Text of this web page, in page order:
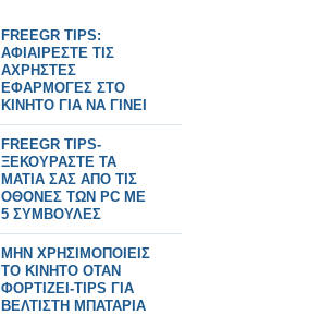
FREEGR TIPS:
ΑΦΙΑΙΡΕΣΤΕ ΤΙΣ
ΑΧΡΗΣΤΕΣ
ΕΦΑΡΜΟΓΕΣ ΣΤΟ
ΚΙΝΗΤΟ ΓΙΑ ΝΑ ΓΙΝΕΙ
ΠΙΟ ΓΡΗΓΟΡΟ
FREEGR TIPS-
ΞΕΚΟΥΡΑΣΤΕ ΤΑ
ΜΑΤΙΑ ΣΑΣ ΑΠΟ ΤΙΣ
ΟΘΟΝΕΣ ΤΩΝ PC ME
5 ΣΥΜΒΟΥΛΕΣ
ΜΗΝ ΧΡΗΣΙΜΟΠΟΙΕΙΣ
ΤΟ ΚΙΝΗΤΟ ΟΤΑΝ
ΦΟΡΤΙΖΕΙ-TIPS ΓΙΑ
ΒΕΛΤΙΣΤΗ ΜΠΑΤΑΡΙΑ